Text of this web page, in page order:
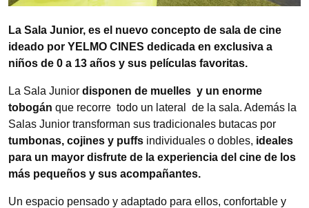
La Sala Junior, es el nuevo concepto de sala de cine
ideado por YELMO CINES dedicada en exclusiva a
niños de 0 a 13 años y sus películas favoritas.
La Sala Junior disponen de muelles y un enorme
tobogán que recorre todo un lateral de la sala. Además la
Salas Junior transforman sus tradicionales butacas por
tumbonas, cojines y puffs individuales o dobles, ideales
para un mayor disfrute de la experiencia del cine de los
más pequeños y sus acompañantes.
Un espacio pensado y adaptado para ellos, confortable y